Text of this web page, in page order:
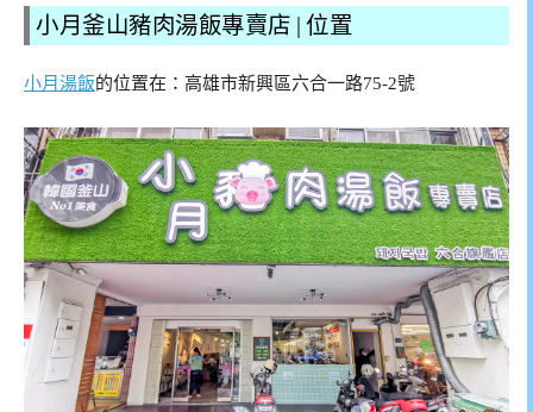
小月釜山豬肉湯飯專賣店 | 位置
小月湯飯的位置在：高雄市新興區六合一路75-2號